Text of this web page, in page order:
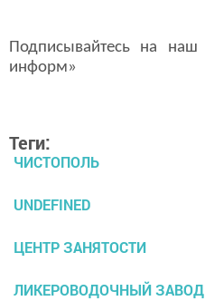
Подписывайтесь на наш
информ»
Теги:
ЧИСТОПОЛЬ
UNDEFINED
ЦЕНТР ЗАНЯТОСТИ
ЛИКЕРОВОДОЧНЫЙ ЗАВОД